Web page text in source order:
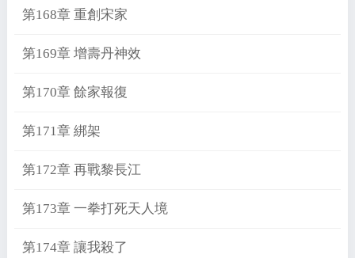
第168章 重創宋家
第169章 增壽丹神效
第170章 餘家報復
第171章 綁架
第172章 再戰黎長江
第173章 一拳打死天人境
第174章 讓我殺了